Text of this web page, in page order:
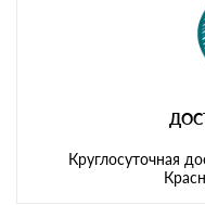
Круглосуточная